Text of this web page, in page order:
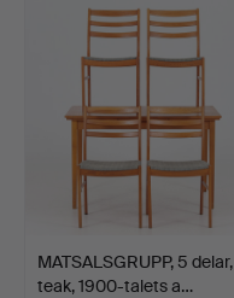
MATSALSGRUPP, 5 delar,
teak, 1900-talets a…